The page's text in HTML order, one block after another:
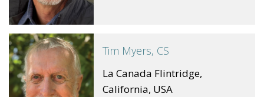
Tim Myers, CS
La Canada Flintridge,
California, USA